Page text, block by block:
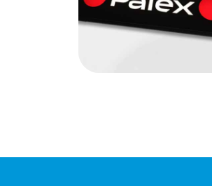
Panells HMI